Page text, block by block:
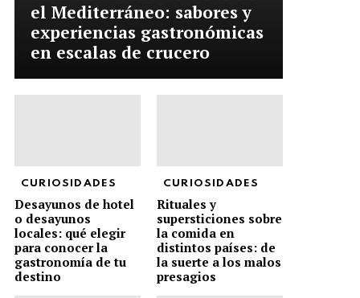
el Mediterráneo: sabores y
experiencias gastronómicas
en escalas de crucero
CURIOSIDADES
Desayunos de hotel
o desayunos
locales: qué elegir
para conocer la
gastronomía de tu
destino
CURIOSIDADES
Rituales y
supersticiones sobre
la comida en
distintos países: de
la suerte a los malos
presagios